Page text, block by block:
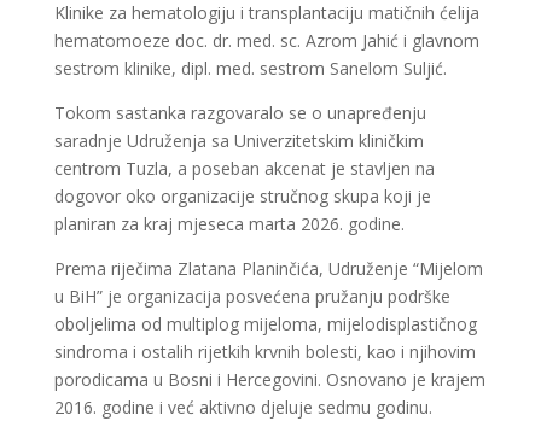
Klinike za hematologiju i transplantaciju matičnih ćelija
hematomoeze doc. dr. med. sc. Azrom Jahić i glavnom
sestrom klinike, dipl. med. sestrom Sanelom Suljić.
Tokom sastanka razgovaralo se o unapređenju
saradnje Udruženja sa Univerzitetskim kliničkim
centrom Tuzla, a poseban akcenat je stavljen na
dogovor oko organizacije stručnog skupa koji je
planiran za kraj mjeseca marta 2026. godine.
Prema riječima Zlatana Planinčića, Udruženje “Mijelom
u BiH” je organizacija posvećena pružanju podrške
oboljelima od multiplog mijeloma, mijelodisplastičnog
sindroma i ostalih rijetkih krvnih bolesti, kao i njihovim
porodicama u Bosni i Hercegovini. Osnovano je krajem
2016. godine i već aktivno djeluje sedmu godinu.